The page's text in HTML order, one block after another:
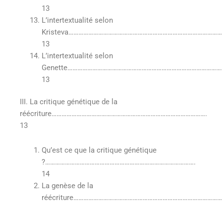
13
L’intertextualité selon
13
L’intertextualité selon
13
III. La critique génétique de la
réécriture………………………………………………………………………………….
13
Qu’est ce que la critique génétique
?……………………………………………………………………………….
14
La genèse de la